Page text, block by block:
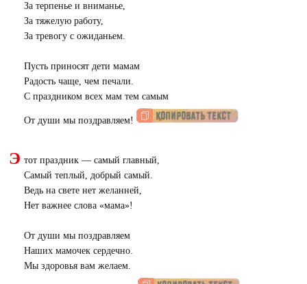
За терпенье и вниманье,
За тяжелую работу,
За тревогу с ожиданьем.
Пусть приносят дети мамам
Радость чаще, чем печали.
С праздником всех мам тем самым
От души мы поздравляем!
Э тот праздник — самый главный,
Самый теплый, добрый самый.
Ведь на свете нет желанней,
Нет важнее слова «мама»!
От души мы поздравляем
Наших мамочек сердечно.
Мы здоровья вам желаем.